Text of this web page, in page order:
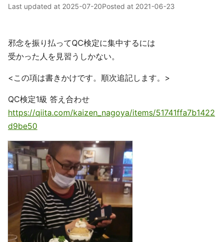
Last updated at 2025-07-20Posted at 2021-06-23
邪念を振り払ってQC検定に集中するには
受かった人を見習うしかない。
<この項は書きかけです。順次追記します。>
QC検定1級 答え合わせ
https://qiita.com/kaizen_nagoya/items/51741ffa7b1422
d9be50